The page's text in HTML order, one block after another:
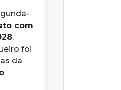
com
.
foi
da